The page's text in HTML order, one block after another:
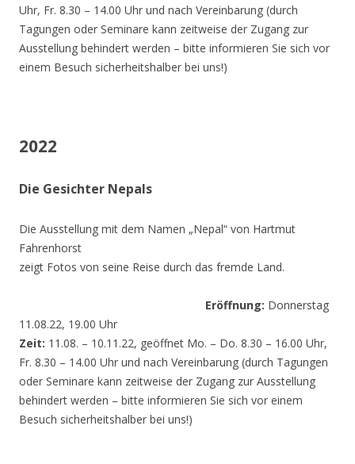
Uhr, Fr. 8.30 – 14.00 Uhr und nach Vereinbarung (durch
Tagungen oder Seminare kann zeitweise der Zugang zur
Ausstellung behindert werden – bitte informieren Sie sich vor
einem Besuch sicherheitshalber bei uns!)
2022
Die Gesichter Nepals
Die Ausstellung mit dem Namen „Nepal“ von Hartmut
Fahrenhorst
zeigt Fotos von seine Reise durch das fremde Land.
Eröffnung: Donnerstag
11.08.22, 19.00 Uhr
Zeit: 11.08. – 10.11.22, geöffnet Mo. – Do. 8.30 – 16.00 Uhr,
Fr. 8.30 – 14.00 Uhr und nach Vereinbarung (durch Tagungen
oder Seminare kann zeitweise der Zugang zur Ausstellung
behindert werden – bitte informieren Sie sich vor einem
Besuch sicherheitshalber bei uns!)